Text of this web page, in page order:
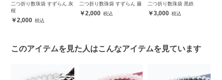
二つ折り数珠袋 すずらん 灰
桜
2,000
二つ折り数珠袋 すずらん 藤
2,000
二つ折り数珠袋 黒鉄
3,000
このアイテムを見た人はこんなアイテムを見ています